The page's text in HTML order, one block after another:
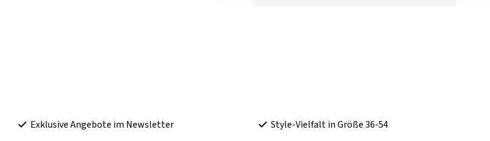
Exklusive Angebote im Newsletter Style-Vielfalt in Größe 36-54